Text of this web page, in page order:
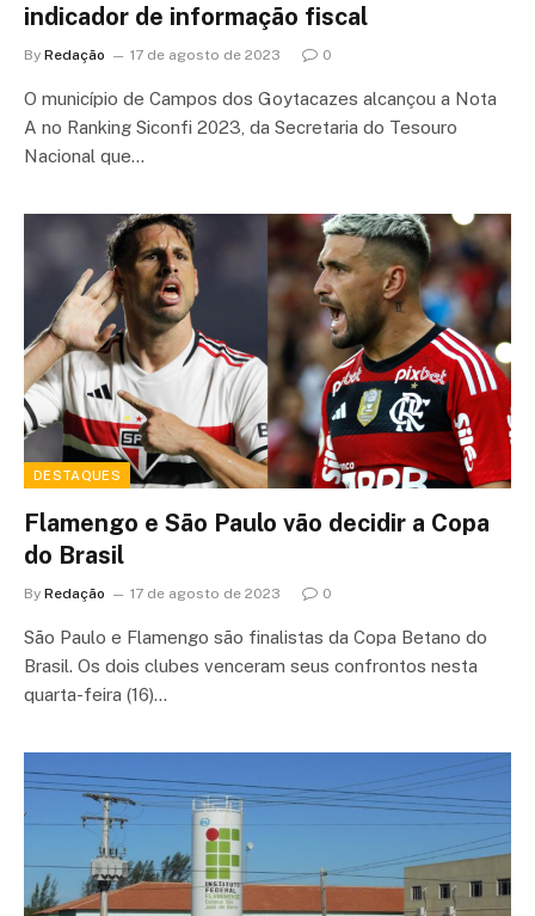
indicador de informação fiscal
By Redação 17 de agosto de 2023 0
O município de Campos dos Goytacazes alcançou a Nota
A no Ranking Siconfi 2023, da Secretaria do Tesouro
Nacional que…
DESTAQUES
Flamengo e São Paulo vão decidir a Copa
do Brasil
By Redação 17 de agosto de 2023 0
São Paulo e Flamengo são finalistas da Copa Betano do
Brasil. Os dois clubes venceram seus confrontos nesta
quarta-feira (16)…